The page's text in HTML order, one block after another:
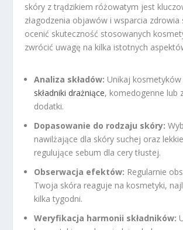
skóry z trądzikiem różowatym jest
złagodzenia objawów i wsparcia zdrowia
ocenić skuteczność stosowanych
zwrócić uwagę na kilka istotnych
Analiza składów: Unikaj
składniki drażniące, komedogenne lub
dodatki.
Dopasowanie do rodzaju skóry:
nawilżające dla skóry suchej oraz
regulujące sebum dla cery tłustej.
Obserwacja efektów: Regularnie
Twoja skóra reaguje na kosmetyki,
kilka tygodni.
Weryfikacja harmonii składników: